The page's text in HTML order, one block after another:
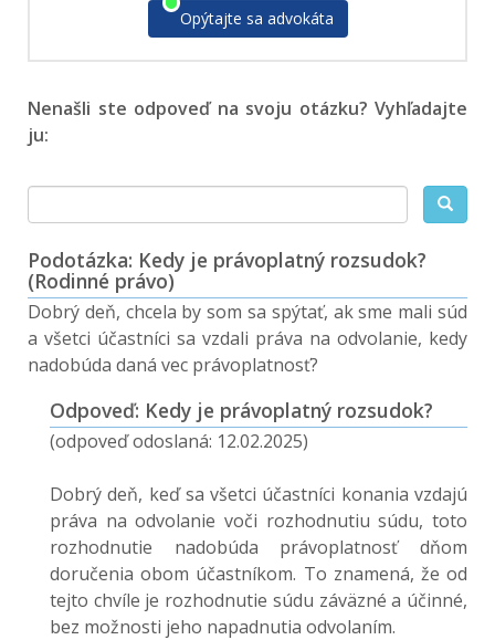
Opýtajte sa advokáta
Nenašli ste odpoveď na svoju otázku? Vyhľadajte
ju:
Podotázka: Kedy je právoplatný rozsudok?
(Rodinné právo)
Dobrý deň, chcela by som sa spýtať, ak sme mali súd
a všetci účastníci sa vzdali práva na odvolanie, kedy
nadobúda daná vec právoplatnosť?
Odpoveď: Kedy je právoplatný rozsudok?
(odpoveď odoslaná: 12.02.2025)
Dobrý deň, keď sa všetci účastníci konania vzdajú
práva na odvolanie voči rozhodnutiu súdu, toto
rozhodnutie nadobúda právoplatnosť dňom
doručenia obom účastníkom. To znamená, že od
tejto chvíle je rozhodnutie súdu záväzné a účinné,
bez možnosti jeho napadnutia odvolaním.